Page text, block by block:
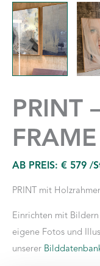
PRINT
FRAME
AB PREIS: € 579 /
PRINT mit
Einrichten mit
eigene Fotos und
unserer